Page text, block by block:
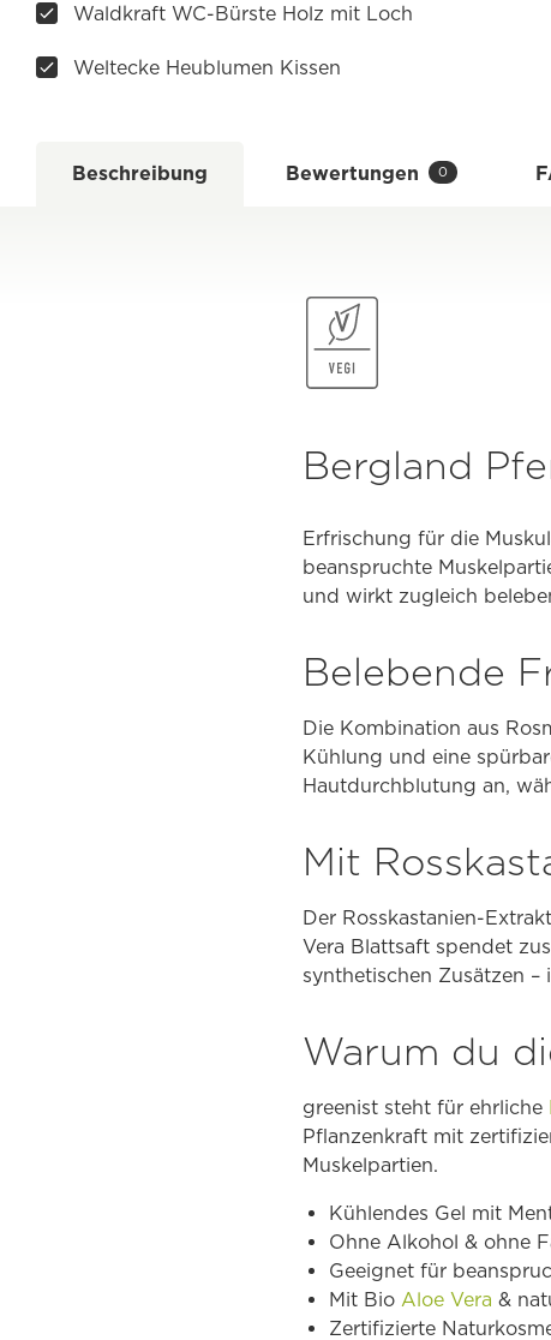
Waldkraft WC-Bürste Holz mit Loch
Weltecke Heublumen Kissen
Beschreibung Bewertungen 0
Bergland
Erfrischung für die
beanspruchte
und wirkt zugleich
Belebende
Die Kombination aus
Kühlung und eine
Hautdurchblutung an,
Mit
Der Rosskastanien-
Vera Blattsaft spendet
synthetischen Zusätzen
Warum du
greenist steht für ehrliche
Pflanzenkraft mit
Muskelpartien.
Kühlendes Gel mit
Ohne Alkohol & ohne
Geeignet für
Mit Bio Aloe Vera &
Zertifizierte